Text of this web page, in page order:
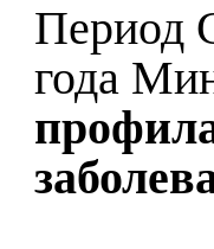
Период
года